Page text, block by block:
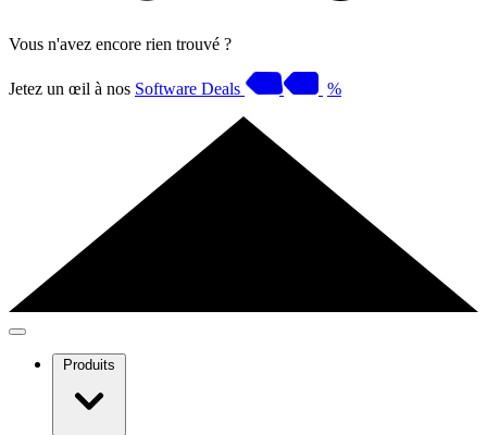
Vous n'avez encore rien trouvé ?
Jetez un œil à nos Software Deals %
Produits